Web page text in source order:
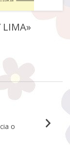
LIMA»
o